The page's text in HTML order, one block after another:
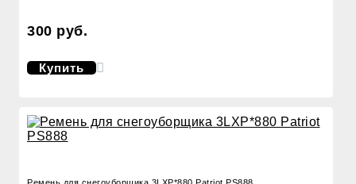
300 руб.
Купить